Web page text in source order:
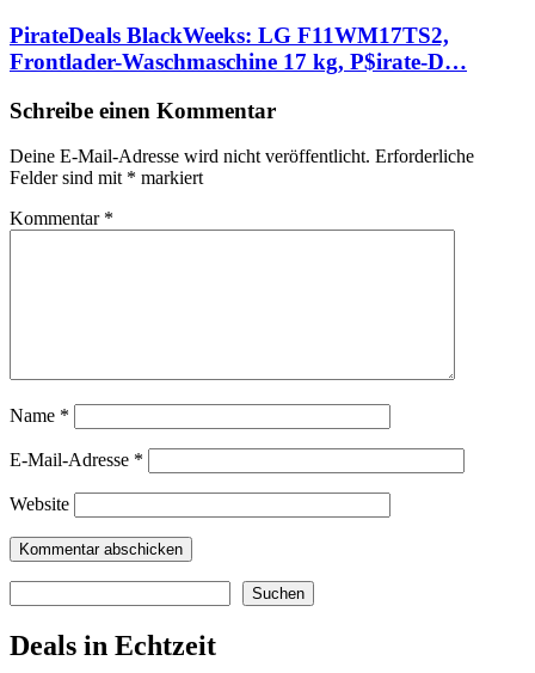
PirateDeals BlackWeeks: LG F11WM17TS2,
Frontlader-Waschmaschine 17 kg, P$irate-D…
Schreibe einen Kommentar
Deine E-Mail-Adresse wird nicht veröffentlicht. Erforderliche
Felder sind mit * markiert
Kommentar *
Name *
E-Mail-Adresse *
Website
Suchen
Deals in Echtzeit